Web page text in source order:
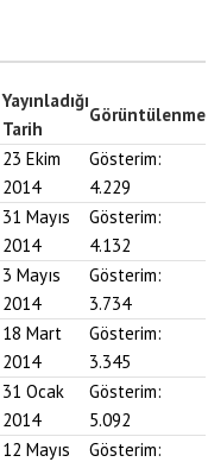
Yayınladığı
Tarih
Görüntülenme
23 Ekim
2014
Gösterim:
4.229
31 Mayıs
2014
Gösterim:
4.132
3 Mayıs
2014
Gösterim:
3.734
18 Mart
2014
Gösterim:
3.345
31 Ocak
2014
Gösterim:
5.092
12 Mayıs
Gösterim: